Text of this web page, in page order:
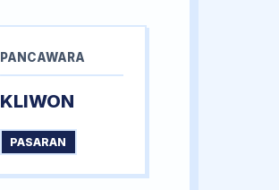
PANCAWARA
KLIWON
PASARAN